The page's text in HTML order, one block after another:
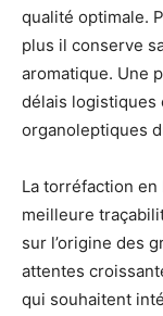
qualité optimale.
plus il conserve
aromatique. Une
délais logistiques
organoleptiques
La torréfaction
meilleure
sur l’origine des
attentes
qui souhaitent